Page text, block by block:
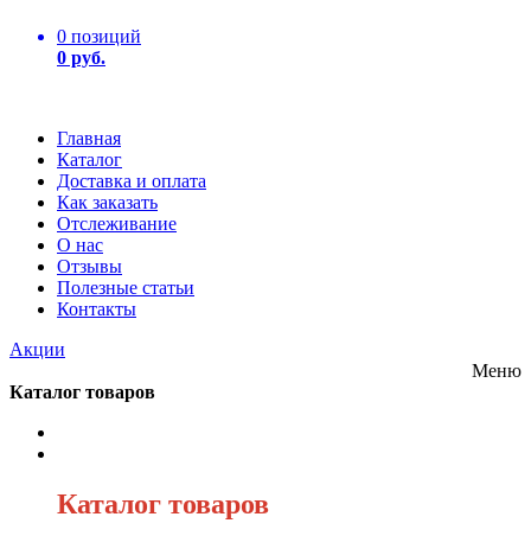
0 позиций
0 руб.
Главная
Каталог
Доставка и оплата
Как заказать
Отслеживание
О нас
Отзывы
Полезные статьи
Контакты
Акции
Меню
Каталог товаров
Каталог товаров